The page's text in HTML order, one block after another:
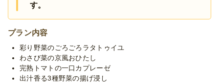
めご了承ください。
す。
プラン内容
彩り野菜のごろごろラタトゥイユ
わさび菜の京風おひたし
完熟トマトの一口カプレーゼ
出汁香る3種野菜の揚げ浸し